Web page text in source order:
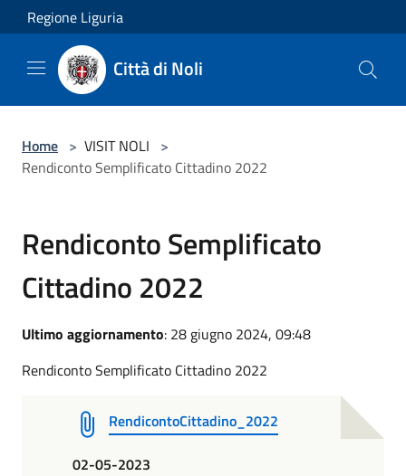
Salta al contenuto principale
Regione Liguria
Città di Noli
Home > VISIT NOLI >
Rendiconto Semplificato Cittadino 2022
Rendiconto Semplificato
Cittadino 2022
Ultimo aggiornamento: 28 giugno 2024, 09:48
Rendiconto Semplificato Cittadino 2022
RendicontoCittadino_2022
02-05-2023